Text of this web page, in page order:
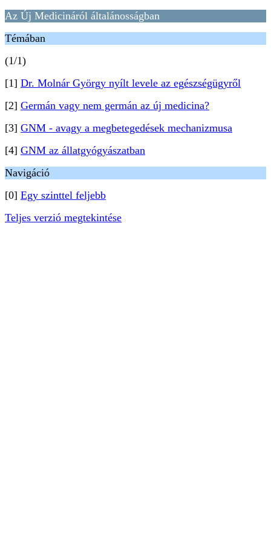
Az Új Medicináról általánosságban
Témában
(1/1)
[1] Dr. Molnár György nyílt levele az egészségügyről
[2] Germán vagy nem germán az új medicina?
[3] GNM - avagy a megbetegedések mechanizmusa
[4] GNM az állatgyógyászatban
Navigáció
[0] Egy szinttel feljebb
Teljes verzió megtekintése